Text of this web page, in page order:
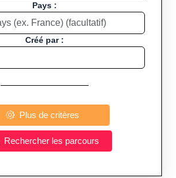
Pays :
Créé par :
Plus de critères
Rechercher les parcours